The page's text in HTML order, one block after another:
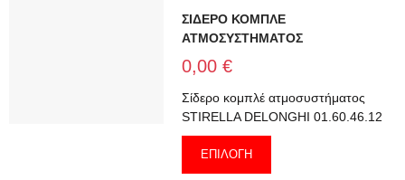
ΣΙΔΕΡΟ ΚΟΜΠΛΕ
ΑΤΜΟΣΥΣΤΗΜΑΤΟΣ
0,00 €
Σίδερο κομπλέ ατμοσυστήματος
STIRELLA DELONGHI 01.60.46.12
ΕΠΙΛΟΓΉ